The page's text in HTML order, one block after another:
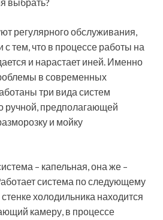
регулярного обслуживания,
с тем, что в процессе работы на
и нарастает иней. Именно
в современных
три вида систем
ручной, предполагающей
и мойку
– капельная, она же –
система по следующему
холодильника находится
камеру, в процессе